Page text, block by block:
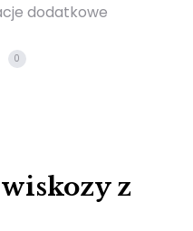
dodatkowe
0
z